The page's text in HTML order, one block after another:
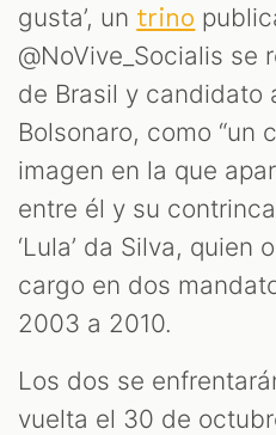
gusta’, un trino
@NoVive_Socialis se
de Brasil y candidato
Bolsonaro, como “un
imagen en la que
entre él y su
‘Lula’ da Silva, quien
cargo en dos
2003 a 2010.
Los dos se
vuelta el 30 de